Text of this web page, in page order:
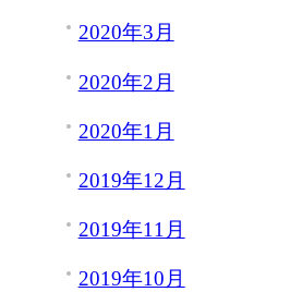
2020年3月
2020年2月
2020年1月
2019年12月
2019年11月
2019年10月